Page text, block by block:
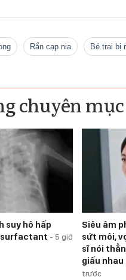
rắn cạp nia bé trai bị
chuyên mục
suy hô hấp
surfactant - 5 giờ
Siêu âm
sứt môi,
sĩ nói
giấu
trước